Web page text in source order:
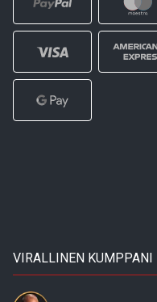
VIRALLINEN KUMPPANI